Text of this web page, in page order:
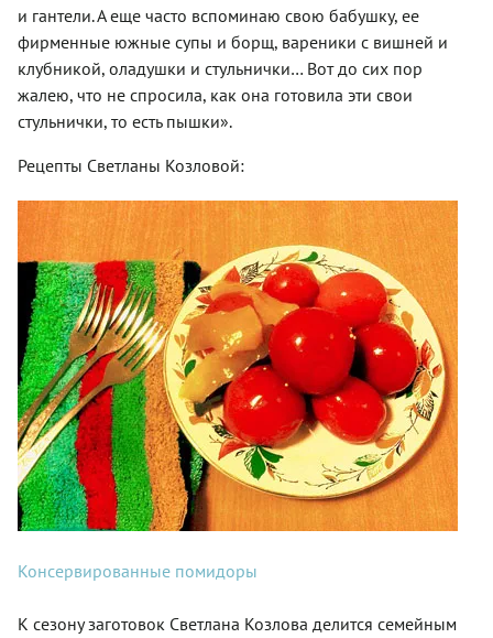
и гантели. А еще часто вспоминаю свою бабушку, ее
фирменные южные супы и борщ, вареники с вишней и
клубникой, оладушки и стульнички… Вот до сих пор
жалею, что не спросила, как она готовила эти свои
стульнички, то есть пышки».
Рецепты Светланы Козловой:
Консервированные помидоры
К сезону заготовок Светлана Козлова делится семейным